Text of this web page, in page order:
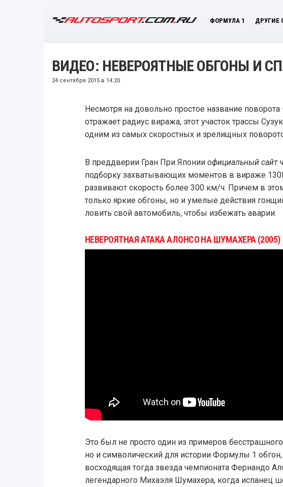
ФОРМУЛА 1 ДРУГИЕ
ВИДЕО: НЕВЕРОЯТНЫЕ ОБГОНЫ И
24 сентября 2015 в 14:20
Несмотря на довольно простое название
отражает радиус виража, этот участок трассы
одним из самых скоростных и зрелищных
В преддверии Гран При Японии официальный сайт
подборку захватывающих моментов в вираже
развивают скорость более 300 км/ч. Причем в
только яркие обгоны, но и умелые действия
ловить свой автомобиль, чтобы избежать аварии.
НЕВЕРОЯТНАЯ АТАКА АЛОНСО НА ШУМАХЕРА (2005)
Это был не просто один из примеров бесстрашного
но и символический для истории Формулы 1
восходящая тогда звезда чемпионата Фернандо
легендарного Михаэля Шумахера, когда испанец